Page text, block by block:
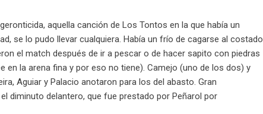
aquella canción de Los Tontos en la que había un
se lo pudo llevar cualquiera. Había un frío de cagarse al costado
el match después de ir a pescar o de hacer sapito con piedras
en la arena fina y por eso no tiene). Camejo (uno de los dos) y
Aguiar y Palacio anotaron para los del abasto. Gran
diminuto delantero, que fue prestado por Peñarol por